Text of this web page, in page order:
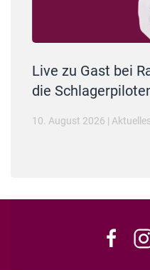
Live zu Gast bei
die
10. August 2026 |